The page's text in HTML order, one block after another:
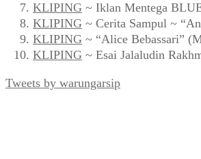
KLIPING ~ Iklan Mentega
KLIPING ~ Cerita Sampul ~
KLIPING ~ “Alice Bebassari”
KLIPING ~ Esai Jalaludin
Tweets by warungarsip